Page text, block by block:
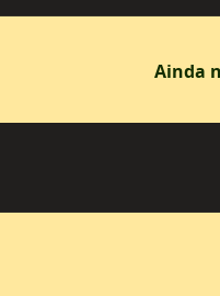
Ainda